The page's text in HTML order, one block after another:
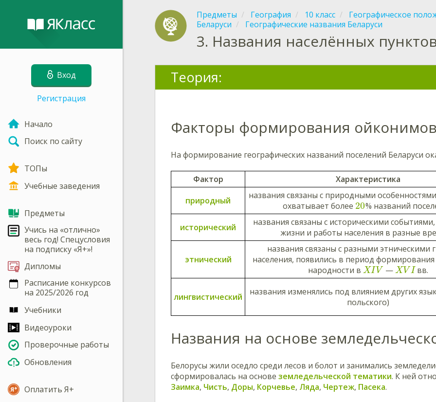
Вход
Регистрация
Начало
Поиск по сайту
ТОПы
Учебные заведения
Предметы
Учись на «отлично»
весь год! Спецусловия
на подписку «Я+»!
Дипломы
Расписание конкурсов
на 2025/2026 год
Учебники
Видеоуроки
Проверочные работы
Обновления
Оплатить Я+
Предметы География 10 класс
Географическое
Беларуси
Географические названия Беларуси
3. Названия населённых
Теория:
Факторы формирования ойконимов
На формирование географических названий поселений Беларуси
Фактор Характеристика
природный
названия связаны с природными
охватывает более 20% названий
исторический
названия связаны с историческими
жизни и работы населения в разные
этнический
названия связаны с разными этническими
населения, появились в период формирования
народности в X I V— X V Iвв.
лингвистический
названия изменялись под влиянием других
польского)
Названия на основе
Белорусы жили оседло среди лесов и болот и занимались
сформировалась на основе земледельческой тематики. К ней
Заимка, Чисть, Доры, Корчевье, Ляда, Чертеж, Пасека.